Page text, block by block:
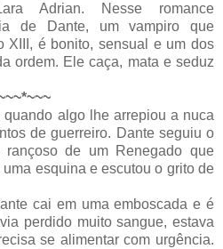
Adrian. Nesse romance
de Dante, um vampiro que
XIII, é bonito, sensual e um dos
ordem. Ele caça, mata e seduz
algo lhe arrepiou a nuca
de guerreiro. Dante seguiu o
de um Renegado que
esquina e escutou o grito de
cai em uma emboscada e é
perdido muito sangue, estava
se alimentar com urgência.